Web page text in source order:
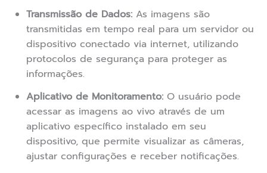
Transmissão de Dados: As imagens são
transmitidas em tempo real para um servidor ou
dispositivo conectado via internet, utilizando
protocolos de segurança para proteger as
informações.
Aplicativo de Monitoramento: O usuário pode
acessar as imagens ao vivo através de um
aplicativo específico instalado em seu
dispositivo, que permite visualizar as câmeras,
ajustar configurações e receber notificações.